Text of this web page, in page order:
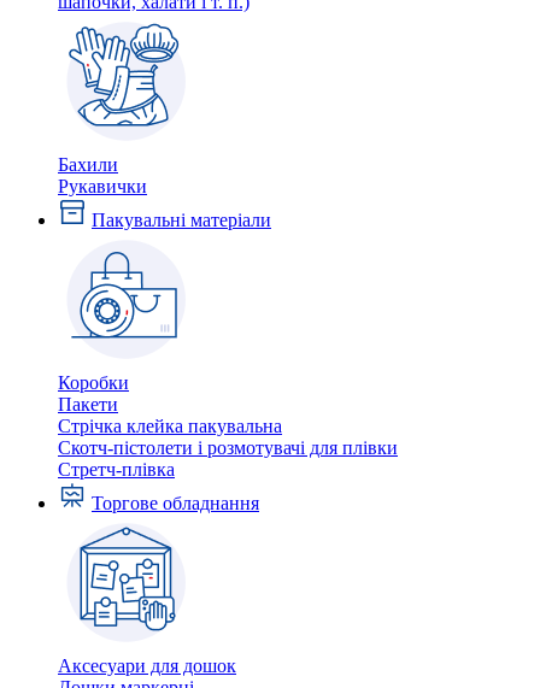
Бахили
Рукавички
Пакувальні матеріали
Коробки
Пакети
Стрічка клейка пакувальна
Скотч-пістолети і розмотувачі для плівки
Стретч-плівка
Торгове обладнання
Аксесуари для дошок